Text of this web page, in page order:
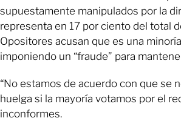
supuestamente manipulados por la
representa en 17 por ciento del total
Opositores acusan que es una
imponiendo un “fraude” para
“No estamos de acuerdo con que se
huelga si la mayoría votamos por el
inconformes.